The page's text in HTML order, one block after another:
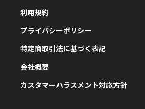
利用規約
プライバシーポリシー
特定商取引法に基づく表記
会社概要
カスタマーハラスメント対応方針